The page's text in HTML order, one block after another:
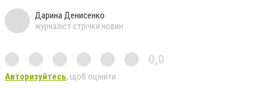
Дарина Денисенко
журналіст стрічки новин
0,0
Авторизуйтесь, щоб оцінити